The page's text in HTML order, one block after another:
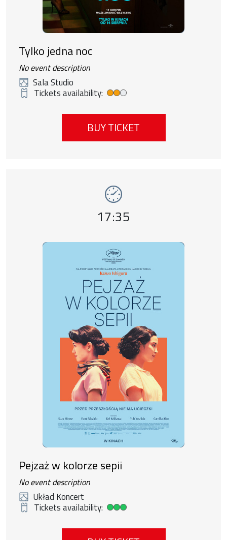
Tylko jedna noc
No event description
Sala Studio
Tickets availability:
Średnia dostępność biletów
BUY TICKET
Event time,
17:35
Pejzaż w kolorze sepii
No event description
Układ Koncert
Tickets availability:
High ticket availability